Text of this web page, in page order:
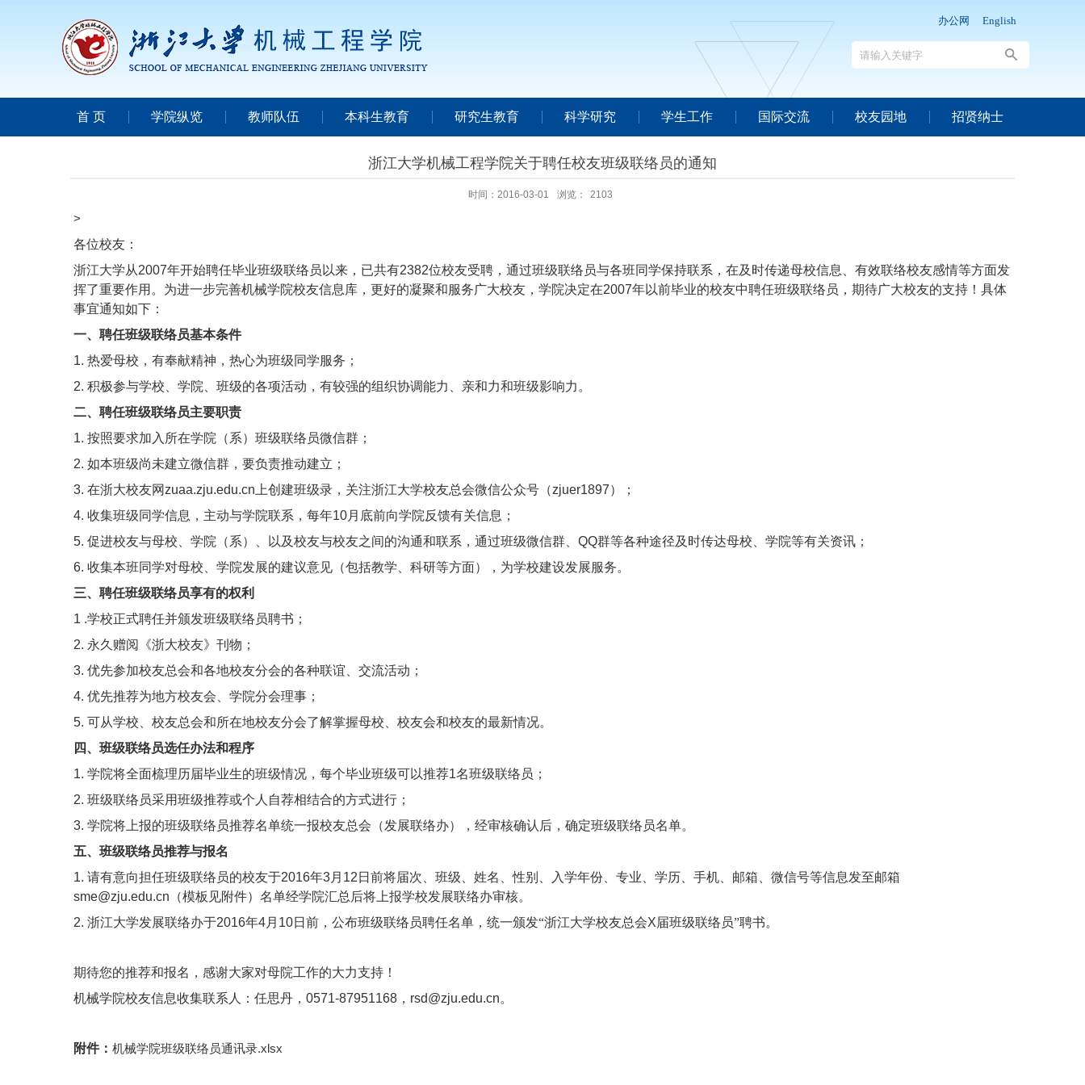
办公网 English
首 页 学院纵览 教师队伍 本科生教育 研究生教育 科学研究 学生工作 国际交流 校友园地 招贤纳士
浙江大学机械工程学院关于聘任校友班级联络员的通知
时间：2016-03-01 浏览： 2103
>
各位校友：
浙江大学从2007年开始聘任毕业班级联络员以来，已共有2382位校友受聘，通过班级联络员与各班同学保持联系，在及时传递母校信息、有效联络校友感情等方面发
挥了重要作用。为进一步完善机械学院校友信息库，更好的凝聚和服务广大校友，学院决定在2007年以前毕业的校友中聘任班级联络员，期待广大校友的支持！具体
事宜通知如下：
一、聘任班级联络员基本条件
1. 热爱母校，有奉献精神，热心为班级同学服务；
2. 积极参与学校、学院、班级的各项活动，有较强的组织协调能力、亲和力和班级影响力。
二、聘任班级联络员主要职责
1. 按照要求加入所在学院（系）班级联络员微信群；
2. 如本班级尚未建立微信群，要负责推动建立；
3. 在浙大校友网 zuaa.zju.edu.cn 上创建班级录，关注浙江大学校友总会微信公众号（zjuer1897）；
4. 收集班级同学信息，主动与学院联系，每年10月底前向学院反馈有关信息；
5. 促进校友与母校、学院（系）、以及校友与校友之间的沟通和联系，通过班级微信群、 QQ群等各种途径及时传达母校、学院等有关资讯；
6. 收集本班同学对母校、学院发展的建议意见（包括教学、科研等方面），为学校建设发展服务。
三、聘任班级联络员享有的权利
1 .学校正式聘任并颁发班级联络员聘书；
2. 永久赠阅《浙大校友》刊物；
3. 优先参加校友总会和各地校友分会的各种联谊、交流活动；
4. 优先推荐为地方校友会、学院分会理事；
5. 可从学校、校友总会和所在地校友分会了解掌握母校、校友会和校友的最新情况。
四、班级联络员选任办法和程序
1. 学院将全面梳理历届毕业生的班级情况，每个毕业班级可以推荐1名班级联络员；
2. 班级联络员采用班级推荐或个人自荐相结合的方式进行；
3. 学院将上报的班级联络员推荐名单统一报校友总会（发展联络办），经审核确认后，确定班级联络员名单。
五、班级联络员推荐与报名
1. 请有意向担任班级联络员的校友于2016年3月 12 日前将届次、班级、姓名、性别、入学年份、专业、学历、手机、邮箱、微信号等信息发至邮箱
sme@zju.edu.cn （模板见附件）名单经学院汇总后将上报学校发展联络办审核。
2. 浙江大学发展联络办于2016年4月 10日前，公布班级联络员聘任名单，统一颁发“浙江大学校友总会X届班级联络员”聘书。
期待您的推荐和报名，感谢大家对母院工作的大力支持！
机械学院校友信息收集联系人：任思丹， 0571-87951168 ， rsd@zju.edu.cn。
附件： 机械学院班级联络员通讯录.xlsx